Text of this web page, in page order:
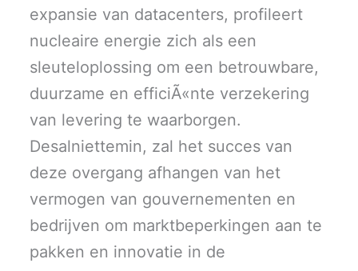
expansie van datacenters, profileert
nucleaire energie zich als een
sleuteloplossing om een betrouwbare,
duurzame en efficiÃ«nte verzekering
van levering te waarborgen.
Desalniettemin, zal het succes van
deze overgang afhangen van het
vermogen van gouvernementen en
bedrijven om marktbeperkingen aan te
pakken en innovatie in de